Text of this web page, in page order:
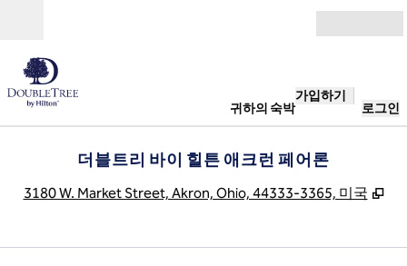
귀하의 숙박
가입하기
로그인
더블트리 바이 힐튼 애크런 페어론
3180 W. Market Street, Akron, Ohio, 44333-3365, 미국 ,